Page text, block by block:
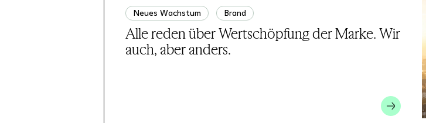
Neues Wachstum Brand
Alle reden über Wertschöpfung der Marke. Wir
auch, aber anders.